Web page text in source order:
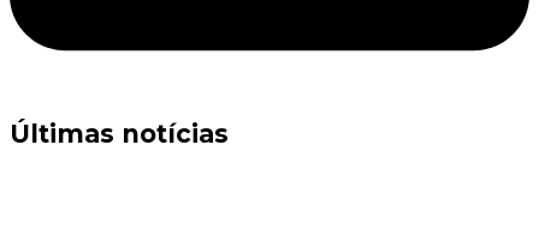
Últimas notícias